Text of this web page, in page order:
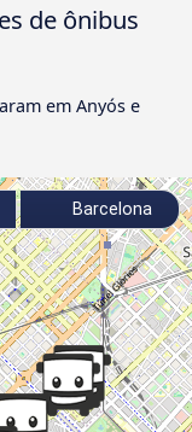
de ônibus
em Anyós e
Barcelona